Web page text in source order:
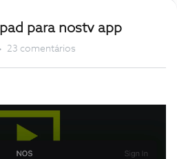
para nostv app
23 comentários